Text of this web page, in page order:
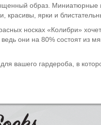
образ. Миниатюрные
красивы, ярки и
носках «Колибри»
они на 80% состоят из
вашего гардероба, в